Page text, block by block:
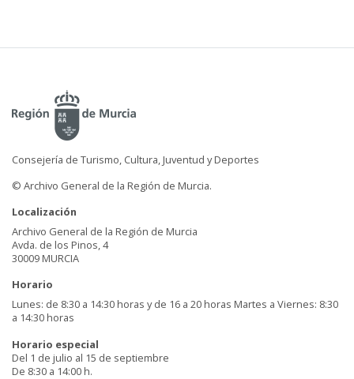
Consejería de Turismo, Cultura, Juventud y Deportes
© Archivo General de la Región de Murcia.
Localización
Archivo General de la Región de Murcia
Avda. de los Pinos, 4
30009 MURCIA
Horario
Lunes: de 8:30 a 14:30 horas y de 16 a 20 horas Martes a Viernes: 8:30
a 14:30 horas
Horario especial
Del 1 de julio al 15 de septiembre
De 8:30 a 14:00 h.